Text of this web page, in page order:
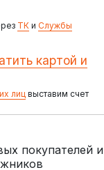
ТКи Службы
картой и
лицвыставим счет
покупателей и